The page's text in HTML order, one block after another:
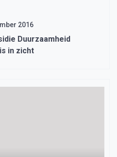
2016
Duurzaamheid
in zicht